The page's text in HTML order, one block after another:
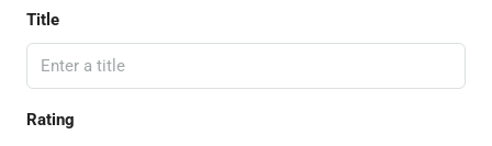
Title
Rating